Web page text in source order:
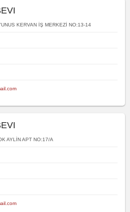
KERVAN İŞ MERKEZİ NO:13-14
AYLİN APT NO:17/A